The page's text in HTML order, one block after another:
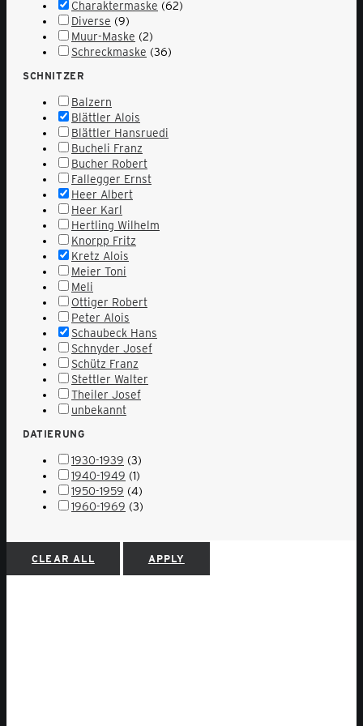
Charaktermaske (62)
Diverse (9)
Muur-Maske (2)
Schreckmaske (36)
SCHNITZER
Balzern
Blättler Alois
Blättler Hansruedi
Bucheli Franz
Bucher Robert
Fallegger Ernst
Heer Albert
Heer Karl
Hertling Wilhelm
Knorpp Fritz
Kretz Alois
Meier Toni
Meli
Ottiger Robert
Peter Alois
Schaubeck Hans
Schnyder Josef
Schütz Franz
Stettler Walter
Theiler Josef
unbekannt
DATIERUNG
1930-1939 (3)
1940-1949 (1)
1950-1959 (4)
1960-1969 (3)
CLEAR ALL APPLY